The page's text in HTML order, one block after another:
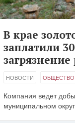
В крае
заплатили
загрязнение
НОВОСТИ ОБЩЕСТВО
Компания ведет
муниципальном